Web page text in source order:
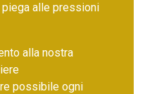
piega alle pressioni
alla nostra
possibile ogni